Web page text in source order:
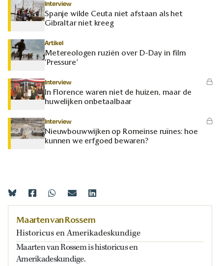
Interview
Spanje wilde Ceuta niet afstaan als het
Gibraltar niet kreeg
Artikel
Metereologen ruziën over D-Day in film
‘Pressure’
Interview
In Florence waren niet de huizen, maar de
huwelijken onbetaalbaar
Interview
Nieuwbouwwijken op Romeinse ruïnes: hoe
kunnen we erfgoed bewaren?
Maarten van Rossem
Historicus en Amerikadeskundige
Maarten van Rossem is historicus en
Amerikadeskundige.